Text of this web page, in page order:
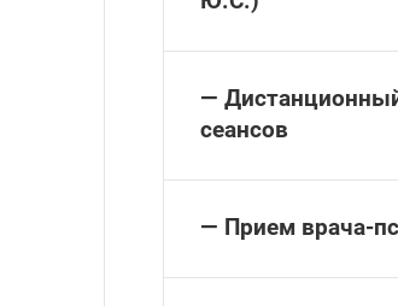
—
сеансов
— Прием врача-